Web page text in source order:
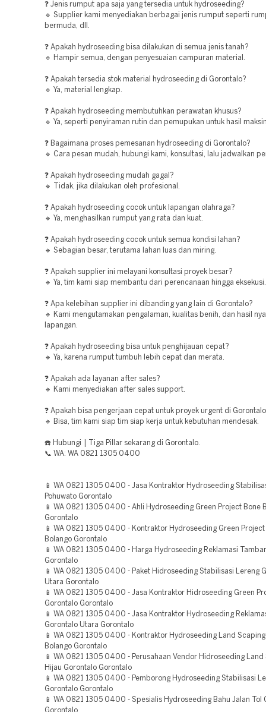
❓ Jenis rumput apa saja yang tersedia untuk hydroseeding?
🔹 Supplier kami menyediakan berbagai jenis rumput seperti
bermuda, dll.
❓ Apakah hydroseeding bisa dilakukan di semua jenis tanah?
🔹 Hampir semua, dengan penyesuaian campuran material.
❓ Apakah tersedia stok material hydroseeding di Gorontalo?
🔹 Ya, material lengkap.
❓ Apakah hydroseeding membutuhkan perawatan khusus?
🔹 Ya, seperti penyiraman rutin dan pemupukan untuk hasil
❓ Bagaimana proses pemesanan hydroseeding di Gorontalo?
🔹 Cara pesan mudah, hubungi kami, konsultasi, lalu jadwalkan
❓ Apakah hydroseeding mudah gagal?
🔹 Tidak, jika dilakukan oleh profesional.
❓ Apakah hydroseeding cocok untuk lapangan olahraga?
🔹 Ya, menghasilkan rumput yang rata dan kuat.
❓ Apakah hydroseeding cocok untuk semua kondisi lahan?
🔹 Sebagian besar, terutama lahan luas dan miring.
❓ Apakah supplier ini melayani konsultasi proyek besar?
🔹 Ya, tim kami siap membantu dari perencanaan hingga eksekusi.
❓ Apa kelebihan supplier ini dibanding yang lain di Gorontalo?
🔹 Kami mengutamakan pengalaman, kualitas benih, dan hasil
lapangan.
❓ Apakah hydroseeding bisa untuk penghijauan cepat?
🔹 Ya, karena rumput tumbuh lebih cepat dan merata.
❓ Apakah ada layanan after sales?
🔹 Kami menyediakan after sales support.
❓ Apakah bisa pengerjaan cepat untuk proyek urgent di
🔹 Bisa, tim kami siap tim siap kerja untuk kebutuhan mendesak.
☎️ Hubungi | Tiga Pillar sekarang di Gorontalo.
📞 WA: WA 0821 1305 0400
📱 WA 0821 1305 0400 - Jasa Kontraktor Hydroseeding
Pohuwato Gorontalo
📱 WA 0821 1305 0400 - Ahli Hydroseeding Green Project Bone
Gorontalo
📱 WA 0821 1305 0400 - Kontraktor Hydroseeding Green Project
Bolango Gorontalo
📱 WA 0821 1305 0400 - Harga Hydroseeding Reklamasi
Gorontalo
📱 WA 0821 1305 0400 - Paket Hidroseeding Stabilisasi Lereng
Utara Gorontalo
📱 WA 0821 1305 0400 - Jasa Kontraktor Hidroseeding Green
Gorontalo Gorontalo
📱 WA 0821 1305 0400 - Jasa Kontraktor Hydroseeding
Gorontalo Utara Gorontalo
📱 WA 0821 1305 0400 - Kontraktor Hydroseeding Land Scaping
Bolango Gorontalo
📱 WA 0821 1305 0400 - Perusahaan Vendor Hidroseeding Land
Hijau Gorontalo Gorontalo
📱 WA 0821 1305 0400 - Pemborong Hydroseeding Stabilisasi
Gorontalo Gorontalo
📱 WA 0821 1305 0400 - Spesialis Hydroseeding Bahu Jalan Tol
Gorontalo